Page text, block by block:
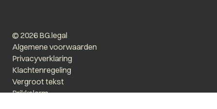
© 2026 BG.legal
Algemene voorwaarden
Privacyverklaring
Klachtenregeling
Vergroot tekst
Prikkelarm